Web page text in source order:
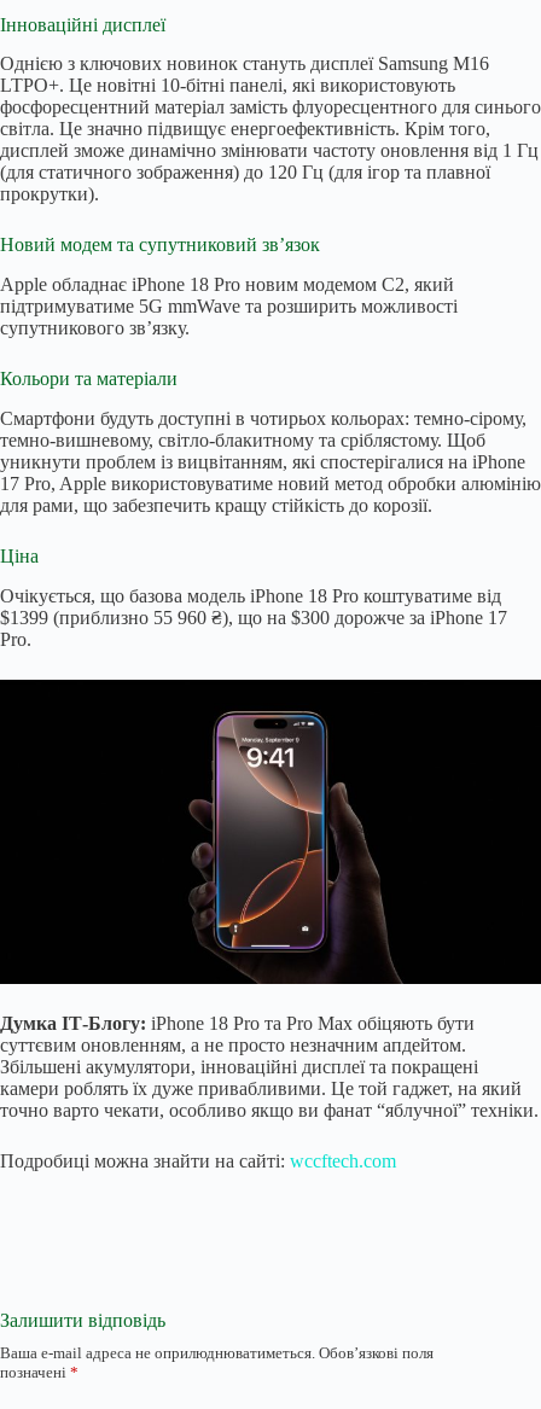
Інноваційні дисплеї
Однією з ключових новинок стануть дисплеї Samsung M16
LTPO+. Це новітні 10-бітні панелі, які використовують
фосфоресцентний матеріал замість флуоресцентного для синього
світла. Це значно підвищує енергоефективність. Крім того,
дисплей зможе динамічно змінювати частоту оновлення від 1 Гц
(для статичного зображення) до 120 Гц (для ігор та плавної
прокрутки).
Новий модем та супутниковий зв’язок
Apple обладнає iPhone 18 Pro новим модемом C2, який
підтримуватиме 5G mmWave та розширить можливості
супутникового зв’язку.
Кольори та матеріали
Смартфони будуть доступні в чотирьох кольорах: темно-сірому,
темно-вишневому, світло-блакитному та сріблястому. Щоб
уникнути проблем із вицвітанням, які спостерігалися на iPhone
17 Pro, Apple використовуватиме новий метод обробки алюмінію
для рами, що забезпечить кращу стійкість до корозії.
Ціна
Очікується, що базова модель iPhone 18 Pro коштуватиме від
$1399 (приблизно 55 960 ₴), що на $300 дорожче за iPhone 17
Pro.
Думка ІТ-Блогу: iPhone 18 Pro та Pro Max обіцяють бути
суттєвим оновленням, а не просто незначним апдейтом.
Збільшені акумулятори, інноваційні дисплеї та покращені
камери роблять їх дуже привабливими. Це той гаджет, на який
точно варто чекати, особливо якщо ви фанат “яблучної” техніки.
Подробиці можна знайти на сайті: wccftech.com
Залишити відповідь
Ваша e-mail адреса не оприлюднюватиметься. Обов’язкові поля
позначені *